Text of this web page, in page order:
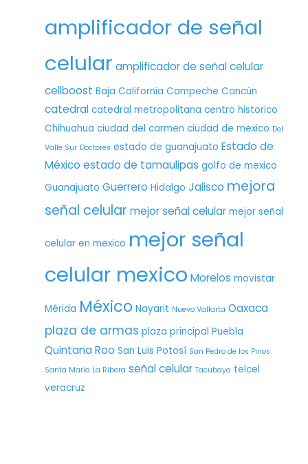
amplificador de señal
celular amplificador de señal celular
cellboost Baja California Campeche Cancún
catedral catedral metropolitana centro historico
Chihuahua ciudad del carmen ciudad de mexico Del
Valle Sur Doctores estado de guanajuato Estado de
México estado de tamaulipas golfo de mexico
Guanajuato Guerrero Hidalgo Jalisco mejora
señal celular mejor señal celular mejor señal
celular en mexico mejor señal
celular mexico Morelos movistar
Mérida México Nayarit Nuevo Vallarta Oaxaca
plaza de armas plaza principal Puebla
Quintana Roo San Luis Potosí San Pedro de los Pinos
Santa María La Ribera señal celular Tacubaya telcel
veracruz